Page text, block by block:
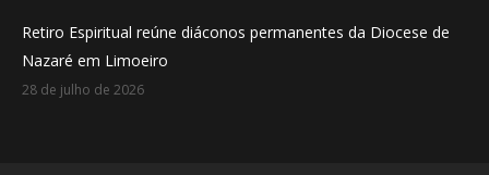
Retiro Espiritual reúne diáconos permanentes da Diocese de
Nazaré em Limoeiro
28 de julho de 2026